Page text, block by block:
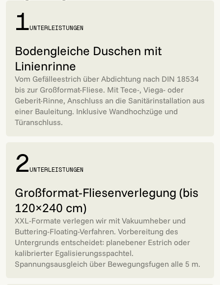
1UNTERLEISTUNGEN
Bodengleiche Duschen mit
Linienrinne
Vom Gefälleestrich über Abdichtung nach DIN 18534
bis zur Großformat-Fliese. Mit Tece-, Viega- oder
Geberit-Rinne, Anschluss an die Sanitärinstallation aus
einer Bauleitung. Inklusive Wandhochzüge und
Türanschluss.
2UNTERLEISTUNGEN
Großformat-Fliesenverlegung (bis
120×240 cm)
XXL-Formate verlegen wir mit Vakuumheber und
Buttering-Floating-Verfahren. Vorbereitung des
Untergrunds entscheidet: planebener Estrich oder
kalibrierter Egalisierungsspachtel.
Spannungsausgleich über Bewegungsfugen alle 5 m.